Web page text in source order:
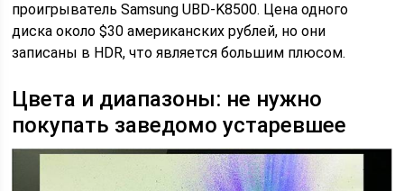
проигрыватель Samsung UBD-K8500. Цена одного
диска около $30 американских рублей, но они
записаны в HDR, что является большим плюсом.
Цвета и диапазоны: не нужно
покупать заведомо устаревшее